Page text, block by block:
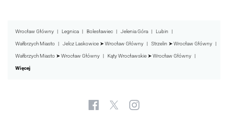
Wrocław Główny Legnica Bolesławiec Jelenia Góra Lubin
Wałbrzych Miasto Jelcz Laskowice ➤ Wrocław Główny Strzelin ➤ Wrocław Główny
Wałbrzych Miasto ➤ Wrocław Główny Kąty Wrocławskie ➤ Wrocław Główny
Więcej